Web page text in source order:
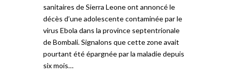
sanitaires de Sierra Leone ont annoncé le
décès d’une adolescente contaminée par le
virus Ebola dans la province septentrionale
de Bombali. Signalons que cette zone avait
pourtant été épargnée par la maladie depuis
six mois…